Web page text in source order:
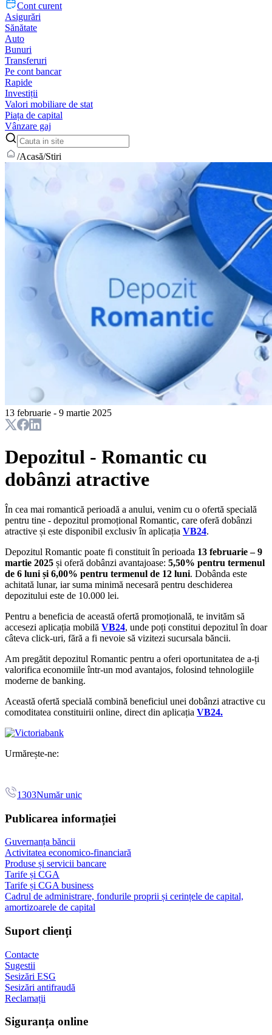
Cont curent
Asigurări
Sănătate
Auto
Bunuri
Transferuri
Pe cont bancar
Rapide
Investiții
Valori mobiliare de stat
Piața de capital
Vânzare gaj
/Acasă/Stiri
13 februarie - 9 martie 2025
Depozitul - Romantic cu
dobânzi atractive
În cea mai romantică perioadă a anului, venim cu o ofertă specială
pentru tine - depozitul promoțional Romantic, care oferă dobânzi
atractive și este disponibil exclusiv în aplicația VB24.
Depozitul Romantic poate fi constituit în perioada 13 februarie – 9
martie 2025 și oferă dobânzi avantajoase: 5,50% pentru termenul
de 6 luni și 6,00% pentru termenul de 12 luni. Dobânda este
achitată lunar, iar suma minimă necesară pentru deschiderea
depozitului este de 10.000 lei.
Pentru a beneficia de această ofertă promoțională, te invităm să
accesezi aplicația mobilă VB24, unde poți constitui depozitul în doar
câteva click-uri, fără a fi nevoie să vizitezi sucursala băncii.
Am pregătit depozitul Romantic pentru a oferi oportunitatea de a-ți
valorifica economiile într-un mod avantajos, folosind tehnologiile
moderne de banking.
Această ofertă specială combină beneficiul unei dobânzi atractive cu
comoditatea constituirii online, direct din aplicația VB24.
Urmărește-ne:
1303Număr unic
Publicarea informației
Guvernanța băncii
Activitatea economico-financiară
Produse și servicii bancare
Tarife și CGA
Tarife și CGA business
Cadrul de administrare, fondurile proprii și cerințele de capital,
amortizoarele de capital
Suport clienți
Contacte
Sugestii
Sesizări ESG
Sesizări antifraudă
Reclamații
Siguranța online